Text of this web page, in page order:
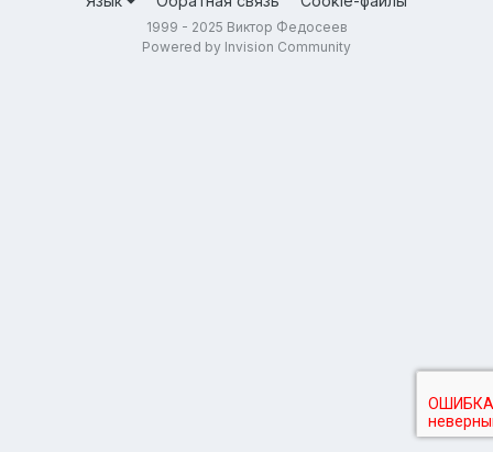
1999 - 2025 Виктор Федосеев
Powered by Invision Community